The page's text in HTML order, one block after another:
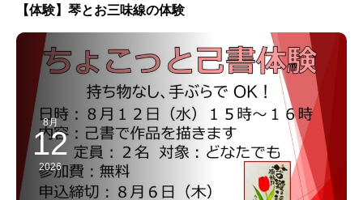
【体験】琴とお三味線の体験
8月
12
2026